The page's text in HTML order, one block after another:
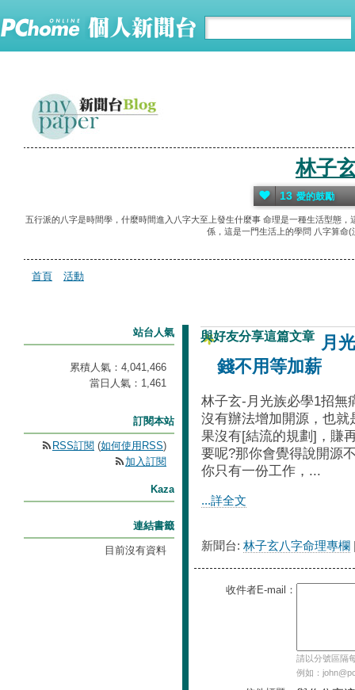
林子
五行派的八字是時間學，什麼時間進入八字大至上發生什麼事 命理是一種生活型態
係，這是一門生活上的學問 八字算命
13 愛的鼓勵
首頁 活動
與好友分享這篇文章
月
錢不用等加薪
林子玄-月光族必學1招無
沒有辦法增加開源，也
果沒有[結流的規劃]，賺
要呢?那你會覺得說開源
你只有一份工作，...
...詳全文
新聞台: 林子玄八字命理專欄
收件者E-mail：
請以分號區隔
例如：
站台人氣
累積人氣： 4,041,466
當日人氣： 1,461
訂閱本站
RSS訂閱 (如何使用RSS)
加入訂閱
Kaza
連結書籤
目前沒有資料